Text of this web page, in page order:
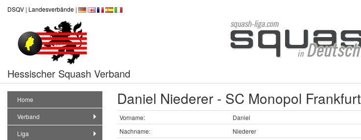
DSQV | Landesverbände |
Hessischer Squash Verband
Home
Verband
Liga
Daniel Niederer - SC Monopol Frankfurt
Vorname:
Daniel
Nachname:
Niederer